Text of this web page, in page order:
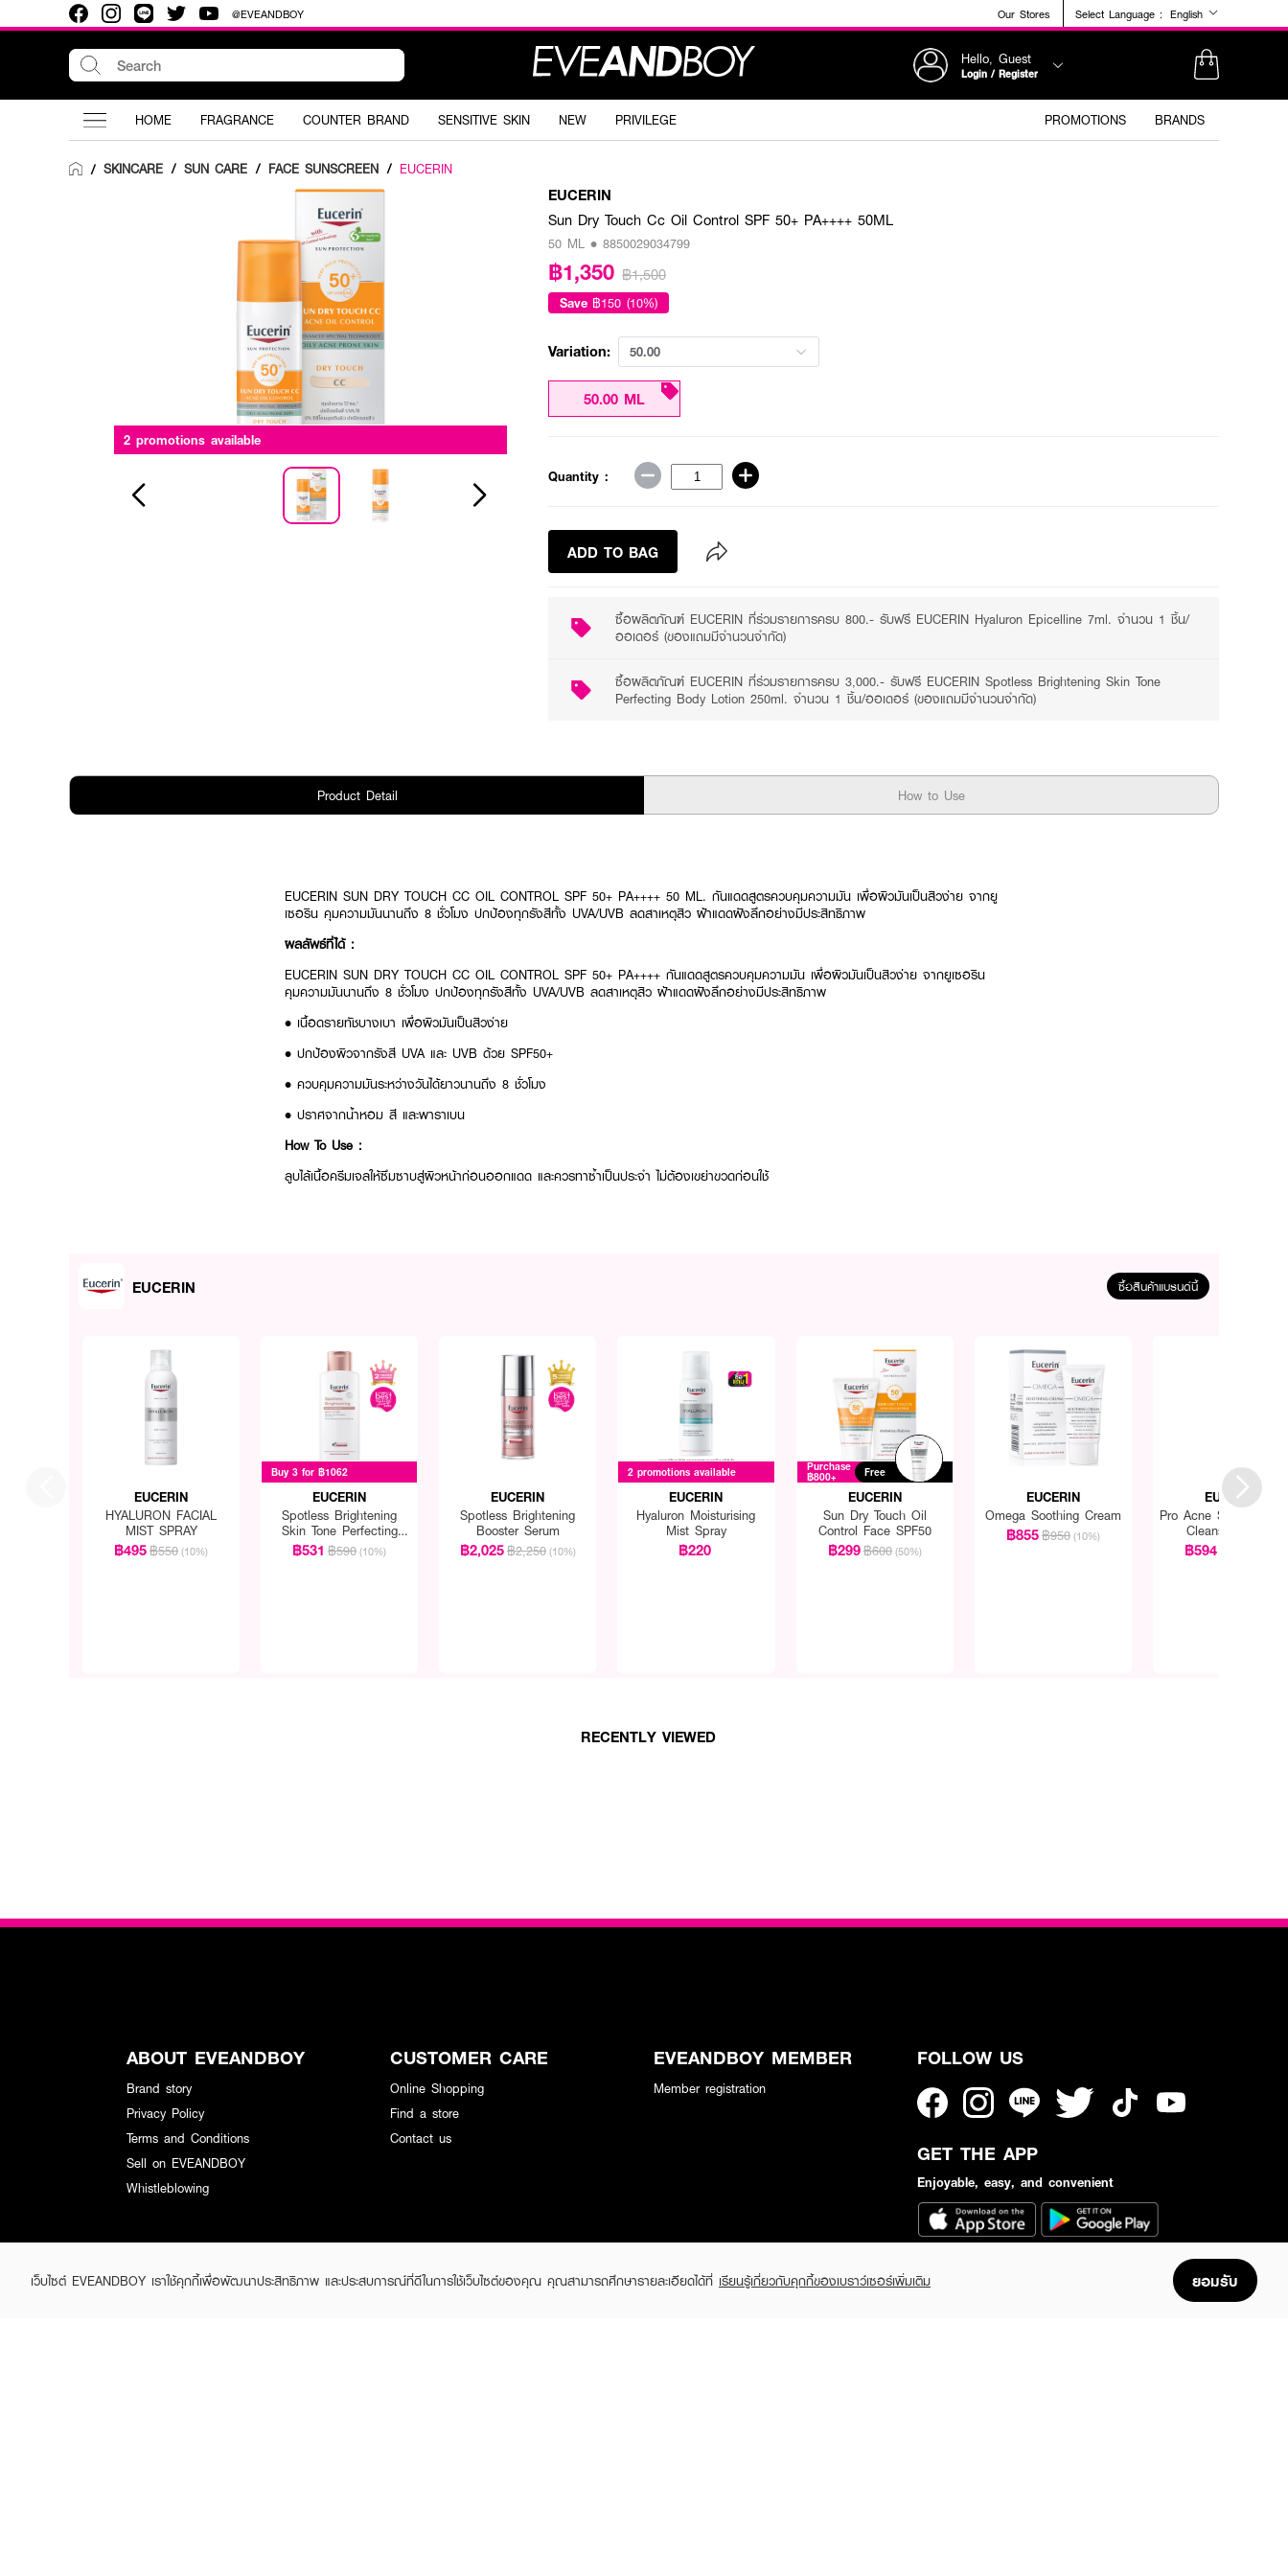
@EVEANDBOY Our Stores Select Language : English
Hello, Guest
Login / Register
HOME FRAGRANCE COUNTER BRAND SENSITIVE SKIN NEW PRIVILEGE PROMOTIONS BRANDS
/ SKINCARE / SUN CARE / FACE SUNSCREEN / EUCERIN
2 promotions available
EUCERIN
Sun Dry Touch Cc Oil Control SPF 50+ PA++++ 50ML
50 ML • 8850029034799
฿1,350 ฿1,500
Save ฿150 (10%)
Variation: 50.00
50.00 ML
Quantity :
ADD TO BAG
ซื้อผลิตภัณฑ์ EUCERIN ที่ร่วมรายการครบ 800.- รับฟรี EUCERIN Hyaluron Epicelline 7ml. จำนวน 1 ชิ้น/
ออเดอร์ (ของแถมมีจำนวนจำกัด)
ซื้อผลิตภัณฑ์ EUCERIN ที่ร่วมรายการครบ 3,000.- รับฟรี EUCERIN Spotless Brightening Skin Tone
Perfecting Body Lotion 250ml. จำนวน 1 ชิ้น/ออเดอร์ (ของแถมมีจำนวนจำกัด)
Product Detail How to Use
EUCERIN SUN DRY TOUCH CC OIL CONTROL SPF 50+ PA++++ 50 ML. กันแดดสูตรควบคุมความมัน เพื่อผิวมันเป็นสิวง่าย จากยู
เซอริน คุมความมันนานถึง 8 ชั่วโมง ปกป้องทุกรังสีทั้ง UVA/UVB ลดสาเหตุสิว ฝ้าแดดฝังลึกอย่างมีประสิทธิภาพ
ผลลัพธ์ที่ได้ :
EUCERIN SUN DRY TOUCH CC OIL CONTROL SPF 50+ PA++++ กันแดดสูตรควบคุมความมัน เพื่อผิวมันเป็นสิวง่าย จากยูเซอริน
คุมความมันนานถึง 8 ชั่วโมง ปกป้องทุกรังสีทั้ง UVA/UVB ลดสาเหตุสิว ฝ้าแดดฝังลึกอย่างมีประสิทธิภาพ
• เนื้อดรายทัชบางเบา เพื่อผิวมันเป็นสิวง่าย
• ปกป้องผิวจากรังสี UVA และ UVB ด้วย SPF50+
• ควบคุมความมันระหว่างวันได้ยาวนานถึง 8 ชั่วโมง
• ปราศจากน้ำหอม สี และพาราเบน
How To Use :
ลูบไล้เนื้อครีมเจลให้ซึมซาบสู่ผิวหน้าก่อนออกแดด และควรทาซ้ำเป็นประจำ ไม่ต้องเขย่าขวดก่อนใช้
EUCERIN ซื้อสินค้าแบรนด์นี้
EUCERIN
HYALURON FACIAL
MIST SPRAY
฿495฿550 (10%)
Buy 3 for ฿1062
EUCERIN
Spotless Brightening
Skin Tone Perfecting
Body Lotion
฿531 ฿590 (10%)
EUCERIN
Spotless Brightening
Booster Serum
฿2,025฿2,250 (10%)
2 promotions available
EUCERIN
Hyaluron Moisturising
Mist Spray
฿220
Purchase
฿800+ Free
EUCERIN
Sun Dry Touch Oil
Control Face SPF50
฿299฿600 (50%)
EUCERIN
Omega Soothing Cream
฿855฿950 (10%)
EUCERIN
Pro Acne Solution
Cleansing Foam
฿594
RECENTLY VIEWED
เว็บไซต์ EVEANDBOY เราใช้คุกกี้เพื่อพัฒนาประสิทธิภาพ และประสบการณ์ที่ดีในการใช้เว็บไซต์ของคุณ คุณสามารถศึกษารายละเอียดได้ที่ เรียนรู้เกี่ยวกับคุกกี้ของเบราว์เซอร์เพิ่มเติม ยอมรับ
ABOUT EVEANDBOY
Brand story
Privacy Policy
Terms and Conditions
Sell on EVEANDBOY
Whistleblowing
CUSTOMER CARE
Online Shopping
Find a store
Contact us
EVEANDBOY MEMBER
Member registration
FOLLOW US
GET THE APP
Enjoyable, easy, and convenient